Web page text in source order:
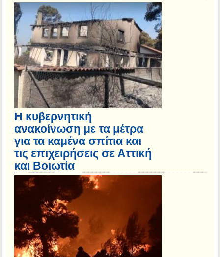
Η κυβερνητική
ανακοίνωση με τα μέτρα
για τα καμένα σπίτια και
τις επιχειρήσεις σε Αττική
και Βοιωτία